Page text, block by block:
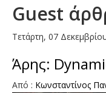
Guest
Τετάρτη, 07
Άρης:
Aπό : Kωνσταντίνος